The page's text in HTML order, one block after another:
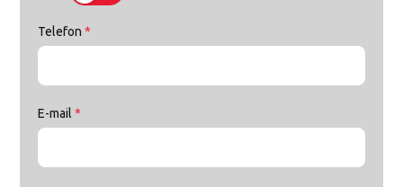
Telefon*
E-mail*